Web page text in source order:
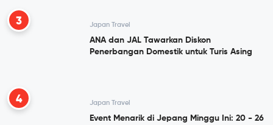
3 Japan Travel
ANA dan JAL Tawarkan Diskon
Penerbangan Domestik untuk Turis Asing
4 Japan Travel
Event Menarik di Jepang Minggu Ini: 20 - 26